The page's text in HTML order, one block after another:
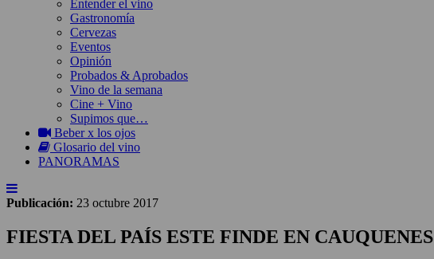
Entender el vino
Gastronomía
Cervezas
Eventos
Opinión
Probados & Aprobados
Vino de la semana
Cine + Vino
Supimos que…
Beber x los ojos
Glosario del vino
PANORAMAS
Publicación: 23 octubre 2017
FIESTA DEL PAÍS ESTE FINDE EN CAUQUENES